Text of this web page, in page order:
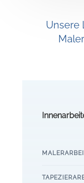
Unsere